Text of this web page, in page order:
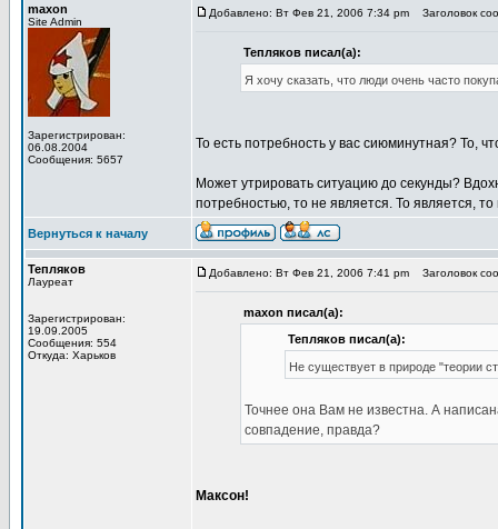
maxon
Site Admin
Зарегистрирован:
06.08.2004
Сообщения: 5657
Добавлено: Вт Фев 21, 2006 7:34 pm Заголовок
Тепляков писал(а):
Я хочу сказать, что люди очень часто
То есть потребность у вас сиюминутная? То,
Может утрировать ситуацию до секунды?
потребностью, то не является. То является, то
Вернуться к началу
Тепляков
Лауреат
Зарегистрирован:
19.09.2005
Сообщения: 554
Откуда: Харьков
Добавлено: Вт Фев 21, 2006 7:41 pm Заголовок
maxon писал(а):
Тепляков писал(а):
Не существует в природе "теории
Точнее она Вам не известна. А
совпадение, правда?
Максон!